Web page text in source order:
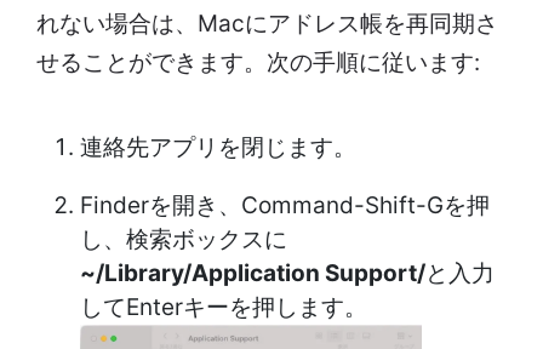
れない場合は、Macにアドレス帳を再同期さ
せることができます。次の手順に従います:
連絡先アプリを閉じます。
Finderを開き、Command-Shift-Gを押
し、検索ボックスに
~/Library/Application Support/と入力
してEnterキーを押します。